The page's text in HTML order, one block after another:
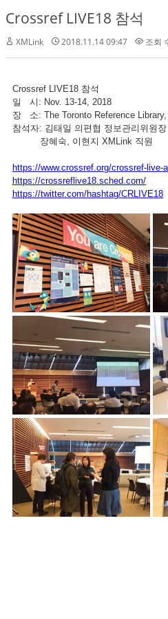
Crossref LIVE18 참석
XMLink 2018.11.14 09:47 조회
Crossref LIVE18 참석
일 시: Nov. 13-14, 2018
장 소: The Toronto Reference Library,
참석자: 김태일 의편협 정보관리위원장
장혜숙, 이현지 XMLink 직원
https://www.crossref.org/crossref-live-
https://crossreflive18.sched.com/
https://twitter.com/hashtag/CRLIVE18